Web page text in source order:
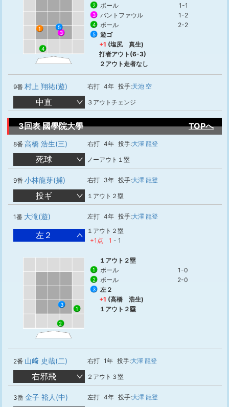
1
3
4
5
2 ボール 1-1
3 バントファウル 1-2
4 ボール 2-2
5
遊ゴ
+1 (塩尻 真生)
打者アウト(6-3)
２アウト走者なし
9番 村上 翔祐(遊) 右打 4年 投手:天池 空
中直 ３アウトチェンジ
3回表 國學院大學 TOPへ
8番 高橋 浩生(三) 右打 4年 投手:大澤 龍登
死球 ノーアウト１塁
9番 小林龍芽(捕) 右打 3年 投手:大澤 龍登
投ギ １アウト２塁
1番 大滝(遊) 左打 4年 投手:大澤 龍登
左２
１アウト２塁
+1点
1 - 1
1
2
3
１アウト２塁
1 ボール 1-0
2 ボール 2-0
3
左２
+1 (高橋 浩生)
１アウト２塁
2番 山﨑 史哉(二) 右打 1年 投手:大澤 龍登
右邪飛 ２アウト３塁
3番 金子 裕人(中) 左打 4年 投手:大澤 龍登